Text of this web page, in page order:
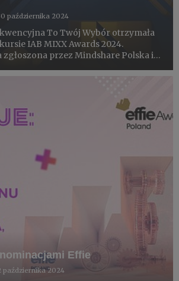
października 2024
To Twój Wybór otrzymała
IAB MIXX Awards 2024.
zgłoszona przez Mindshare Polska i
Effie
października 2024